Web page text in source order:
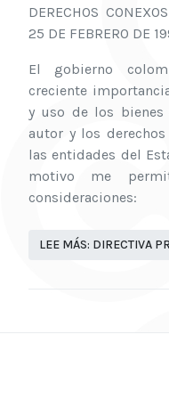
DERECHOS
25 DE FEBRERO DE
El gobierno
creciente
y uso de los
autor y los
las entidades del
motivo me
consideraciones:
LEE MÁS: DIRECTIVA